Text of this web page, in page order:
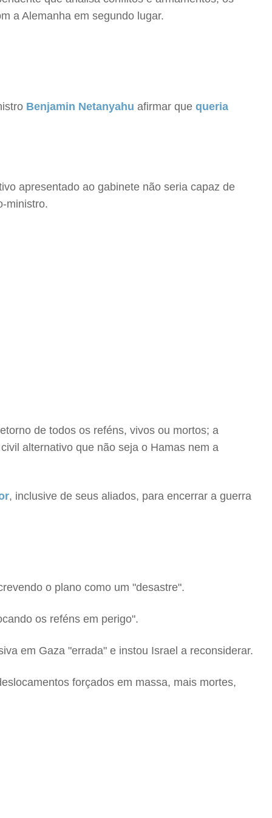
a Alemanha em segundo lugar.
Benjamin Netanyahu afirmar que queria
apresentado ao gabinete não seria capaz de
ministro.
de todos os reféns, vivos ou mortos; a
alternativo que não seja o Hamas nem a
, inclusive de seus aliados, para encerrar a guerra
o plano como um "desastre".
os reféns em perigo".
em Gaza "errada" e instou Israel a reconsiderar.
forçados em massa, mais mortes,